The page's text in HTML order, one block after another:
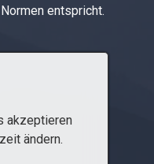
entspricht.
akzeptieren
ändern.